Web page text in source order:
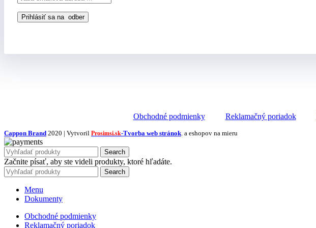
Obchodné podmienky Reklamačný poriadok
Cappon Brand 2020 | Vytvoril Prosimsi.sk-Tvorba web stránok. a eshopov na mieru
Search
Začnite písať, aby ste videli produkty, ktoré hľadáte.
Search
Menu
Dokumenty
Obchodné podmienky
Reklamačný poriadok